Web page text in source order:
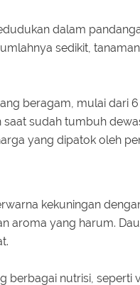
dalam
sedikit,
beragam, mulai dari
sudah tumbuh
yang dipatok oleh
kekuningan
aroma yang harum.
nutrisi, seperti